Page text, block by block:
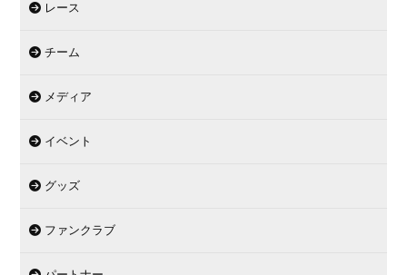
レース
チーム
メディア
イベント
グッズ
ファンクラブ